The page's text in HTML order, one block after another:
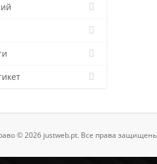
© 2026 justweb.pt. Все права